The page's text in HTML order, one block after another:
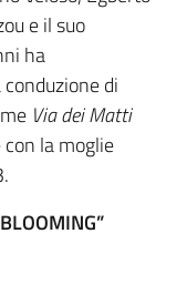
e il suo
ha
di
Via dei Matti
la moglie